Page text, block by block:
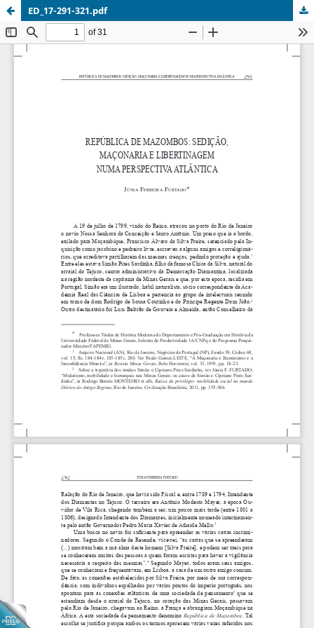
ED_17-291-321.pdf